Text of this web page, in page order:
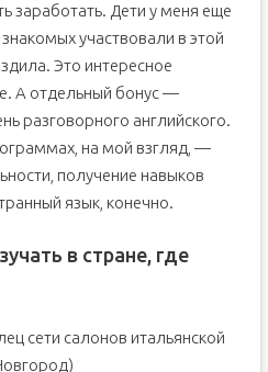
заработать. Дети у меня еще
участвовали в этой
Это интересное
А отдельный бонус —
разговорного английского.
на мой взгляд, —
получение навыков
язык, конечно.
в стране, где
сети салонов итальянской